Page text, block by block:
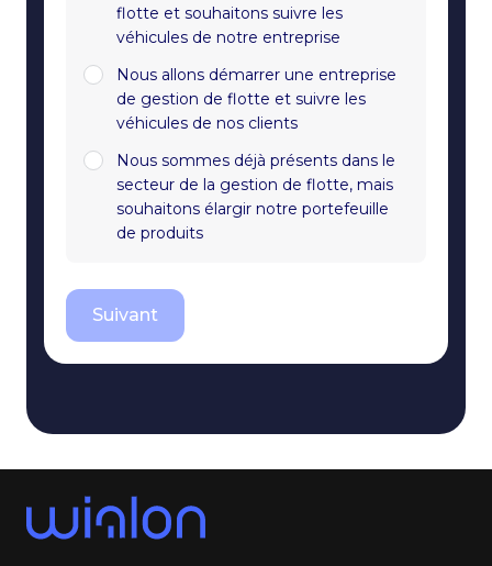
flotte et souhaitons suivre les
véhicules de notre entreprise
Nous allons démarrer une entreprise
de gestion de flotte et suivre les
véhicules de nos clients
Nous sommes déjà présents dans le
secteur de la gestion de flotte, mais
souhaitons élargir notre portefeuille
de produits
Suivant